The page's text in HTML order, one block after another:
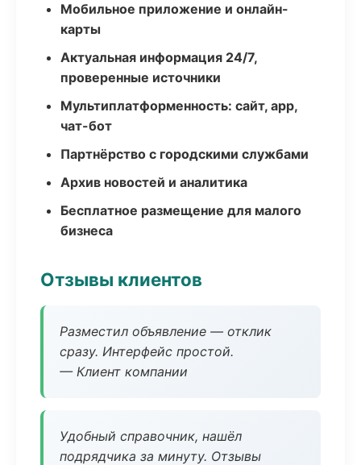
Мобильное приложение и онлайн-
карты
Актуальная информация 24/7,
проверенные источники
Мультиплатформенность: сайт, app,
чат-бот
Партнёрство с городскими службами
Архив новостей и аналитика
Бесплатное размещение для малого
бизнеса
Отзывы клиентов
Разместил объявление — отклик
сразу. Интерфейс простой.
— Клиент компании
Удобный справочник, нашёл
подрядчика за минуту. Отзывы